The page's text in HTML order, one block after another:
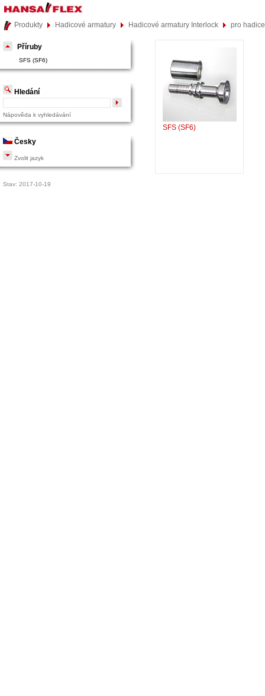
Produkty Hadicové armatury Hadicové armatury Interlock pro
Příruby
SFS (SF6)
Hledání
Nápověda k vyhledávání
Česky
Zvolit jazyk
Stav: 2017-10-19
SFS (SF6)